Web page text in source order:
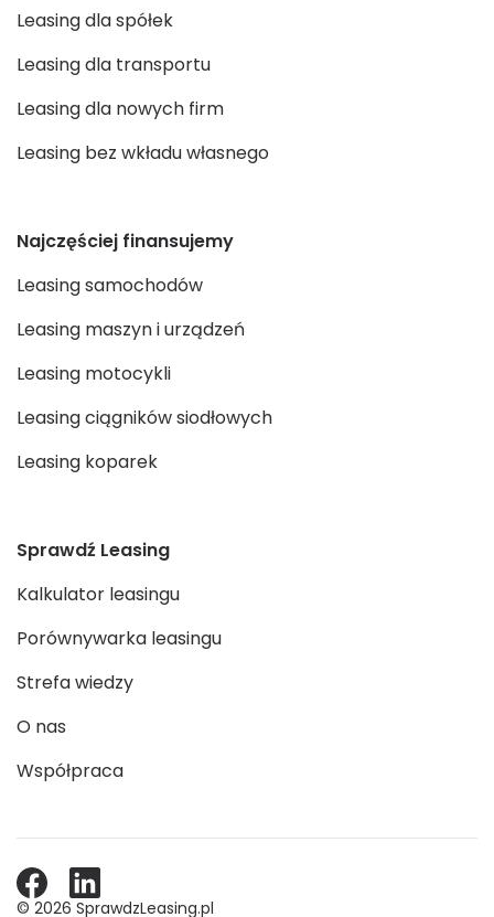
Leasing dla spółek
Leasing dla transportu
Leasing dla nowych firm
Leasing bez wkładu własnego
Najczęściej finansujemy
Leasing samochodów
Leasing maszyn i urządzeń
Leasing motocykli
Leasing ciągników siodłowych
Leasing koparek
Sprawdź Leasing
Kalkulator leasingu
Porównywarka leasingu
Strefa wiedzy
O nas
Współpraca
© 2026 SprawdzLeasing.pl